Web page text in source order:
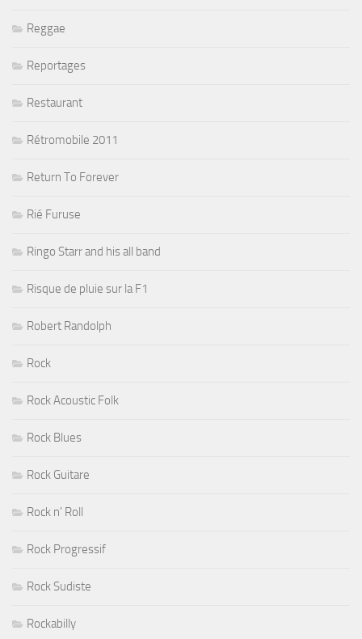
Reggae
Reportages
Restaurant
Rétromobile 2011
Return To Forever
Rié Furuse
Ringo Starr and his all band
Risque de pluie sur la F1
Robert Randolph
Rock
Rock Acoustic Folk
Rock Blues
Rock Guitare
Rock n' Roll
Rock Progressif
Rock Sudiste
Rockabilly